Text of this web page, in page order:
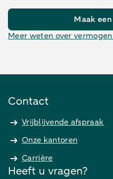
Maak
Meer weten over
Contact
Vrijblijvende afspraak
Onze kantoren
Carrière
Heeft u vragen?